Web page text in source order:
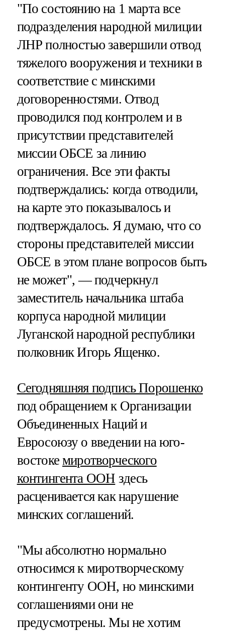
"По состоянию на 1 марта все
подразделения народной милиции
ЛНР полностью завершили отвод
тяжелого вооружения и техники в
соответствие с минскими
договоренностями. Отвод
проводился под контролем и в
присутствии представителей
миссии ОБСЕ за линию
ограничения. Все эти факты
подтверждались: когда отводили,
на карте это показывалось и
подтверждалось. Я думаю, что со
стороны представителей миссии
ОБСЕ в этом плане вопросов быть
не может", — подчеркнул
заместитель начальника штаба
корпуса народной милиции
Луганской народной республики
полковник Игорь Ященко.
Сегодняшняя подпись Порошенко
под обращением к Организации
Объединенных Наций и
Евросоюзу о введении на юго-
востокемиротворческого
контингента ООН здесь
расценивается как нарушение
минских соглашений.
"Мы абсолютно нормально
относимся к миротворческому
контингенту ООН, но минскими
соглашениями они не
предусмотрены. Мы не хотим